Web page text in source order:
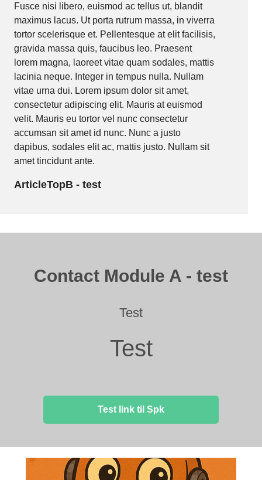
Fusce nisi libero, euismod ac tellus ut, blandit
maximus lacus. Ut porta rutrum massa, in viverra
tortor scelerisque et. Pellentesque at elit facilisis,
gravida massa quis, faucibus leo. Praesent
lorem magna, laoreet vitae quam sodales, mattis
lacinia neque. Integer in tempus nulla. Nullam
vitae urna dui. Lorem ipsum dolor sit amet,
consectetur adipiscing elit. Mauris at euismod
velit. Mauris eu tortor vel nunc consectetur
accumsan sit amet id nunc. Nunc a justo
dapibus, sodales elit ac, mattis justo. Nullam sit
amet tincidunt ante.
ArticleTopB - test
Contact Module A - test
Test
Test
Test link til Spk